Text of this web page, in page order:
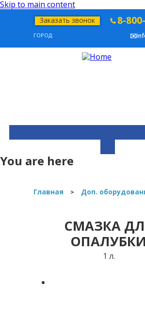
Skip to main content
Заказать звонок 8-
ГОРОД:
You are here
Главная > Доп.
СМАЗКА
ОПАЛУБКИ
1 л.